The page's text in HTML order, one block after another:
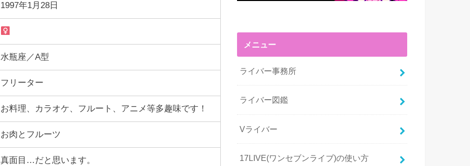
1997年1月28日
水瓶座／A型
フリーター
お料理、カラオケ、フルート、アニメ等多趣味です！
お肉とフルーツ
真面目…だと思います。
メニュー
ライバー事務所
ライバー図鑑
Vライバー
17LIVE(ワンセブンライブ)の使い方